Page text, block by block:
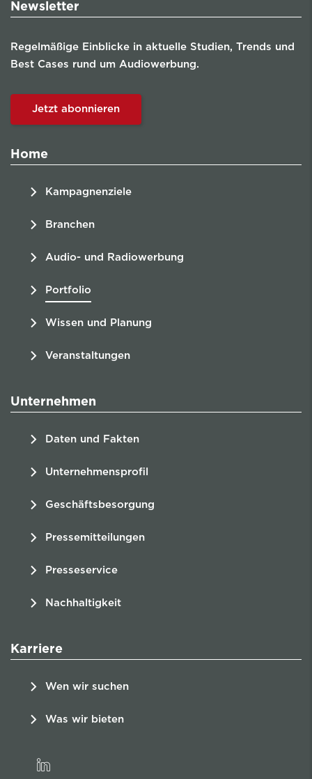
Newsletter
Regelmäßige Einblicke in aktuelle Studien, Trends und
Best Cases rund um Audiowerbung.
Jetzt abonnieren
Home
Kampagnenziele
Branchen
Audio- und Radiowerbung
Portfolio
Wissen und Planung
Veranstaltungen
Unternehmen
Daten und Fakten
Unternehmensprofil
Geschäftsbesorgung
Pressemitteilungen
Presseservice
Nachhaltigkeit
Karriere
Wen wir suchen
Was wir bieten
linkedin